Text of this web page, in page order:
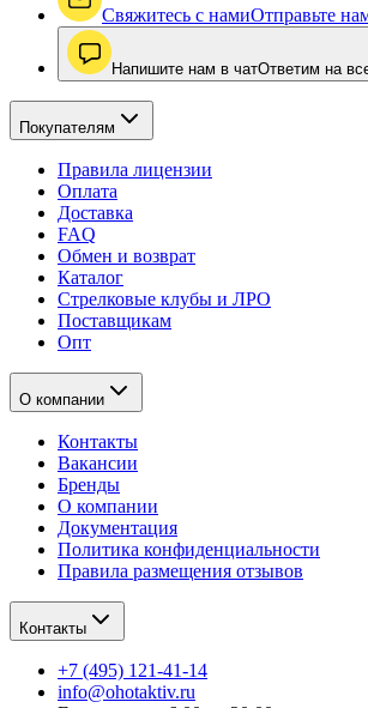
Свяжитесь с намиОтправьте
Напишите нам в чатОтветим на
Покупателям
Правила лицензии
Оплата
Доставка
FAQ
Обмен и возврат
Каталог
Стрелковые клубы и ЛРО
Поставщикам
Опт
О компании
Контакты
Вакансии
Бренды
О компании
Документация
Политика конфиденциальности
Правила размещения отзывов
Контакты
+7 (495) 121-41-14
info@ohotaktiv.ru